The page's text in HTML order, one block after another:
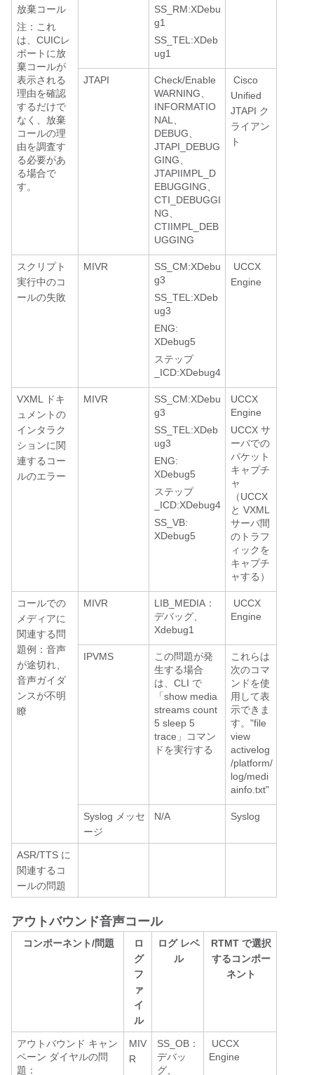
放棄コール
注：これ
は、CUICレ
ポートに放
棄コールが
表示される
理由を確認
するだけで
なく、放棄
コールの理
由を調査す
る必要があ
る場合で
す。
SS_RM:XDebu
g1
SS_TEL:XDeb
ug1
JTAPI
Check/Enable
WARNING、
INFORMATIO
NAL、
DEBUG、
JTAPI_DEBUG
GING、
JTAPIIMPL_D
EBUGGING、
CTI_DEBUGGI
NG、
CTIIMPL_DEB
UGGING
Cisco
Unified
JTAPI ク
ライアン
ト
スクリプト
実行中のコ
ールの失敗
MIVR
SS_CM:XDebu
g3
SS_TEL:XDeb
ug3
ENG:
XDebug5
ステップ
_ICD:XDebug4
UCCX
Engine
VXML ドキ
ュメントの
インタラク
ションに関
連するコー
ルのエラー
MIVR
SS_CM:XDebu
g3
SS_TEL:XDeb
ug3
ENG:
XDebug5
ステップ
_ICD:XDebug4
SS_VB:
XDebug5
UCCX
Engine
UCCX サ
ーバでの
パケット
キャプチ
ャ
（UCCX
と VXML
サーバ間
のトラフ
ィックを
キャプチ
ャする）
コールでの
メディアに
関連する問
題例：音声
が途切れ、
音声ガイダ
ンスが不明
瞭
MIVR
LIB_MEDIA：
デバッグ、
Xdebug1
UCCX
Engine
IPVMS
この問題が発
生する場合
は、CLI で
「show media
streams count
5 sleep 5
trace」コマン
ドを実行する
これらは
次のコマ
ンドを使
用して表
示できま
す。"file
view
activelog
/platform/
log/medi
ainfo.txt"
Syslog メッセ
ージ
N/A Syslog
ASR/TTS に
関連するコ
ールの問題
アウトバウンド音声コール
コンポーネント/問題
ロ
グ
フ
ァ
イ
ル
ログ レベ
ル
RTMT で選択
するコンポー
ネント
アウトバウンド キャン
ペーン ダイヤルの問
題：
MIV
R
SS_OB：
デバッ
グ、
UCCX
Engine